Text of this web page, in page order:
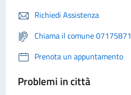
Richiedi Assistenza
Chiama il comune 07175871
Prenota un appuntamento
Problemi in città